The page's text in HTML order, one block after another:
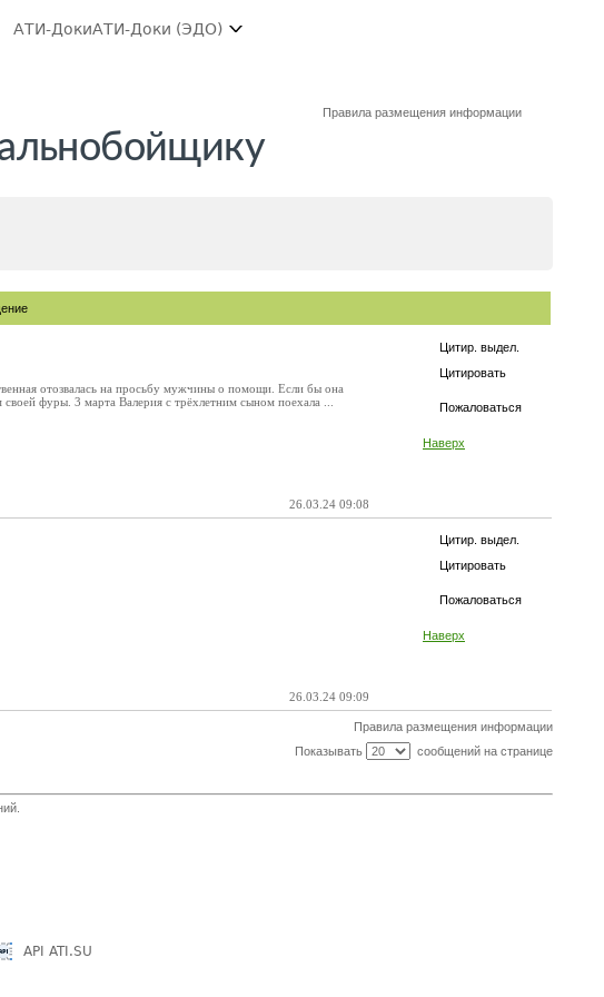
АТИ-ДокиАТИ-Доки (ЭДО)
Правила размещения информации
Цитир. выдел.
Цитировать
Пожаловаться
Наверх
отозвалась на просьбу мужчины о помощи. Если бы она
фуры. 3 марта Валерия с трёхлетним сыном поехала ...
26.03.24 09:08
Цитир. выдел.
Цитировать
Пожаловаться
Наверх
26.03.24 09:09
Правила размещения информации
Показывать
сообщений на странице
API ATI.SU